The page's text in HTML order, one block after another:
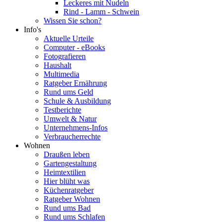
Leckeres mit Nudeln
Rind - Lamm - Schwein
Wissen Sie schon?
Info's
Aktuelle Urteile
Computer - eBooks
Fotografieren
Haushalt
Multimedia
Ratgeber Ernährung
Rund ums Geld
Schule & Ausbildung
Testberichte
Umwelt & Natur
Unternehmens-Infos
Verbraucherrechte
Wohnen
Draußen leben
Gartengestaltung
Heimtextilien
Hier blüht was
Küchenratgeber
Ratgeber Wohnen
Rund ums Bad
Rund ums Schlafen